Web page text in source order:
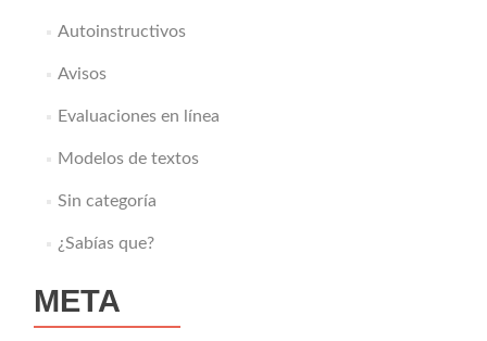
Autoinstructivos
Avisos
Evaluaciones en línea
Modelos de textos
Sin categoría
¿Sabías que?
META